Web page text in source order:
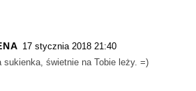
17 stycznia 2018 21:40
sukienka, świetnie na Tobie leży. =)